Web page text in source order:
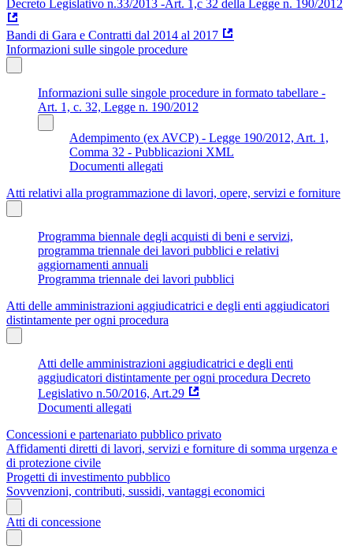
Decreto Legislativo n.33/2013 -Art. 1,c 32 della Legge n. 190/2012
Bandi di Gara e Contratti dal 2014 al 2017
Informazioni sulle singole procedure
Informazioni sulle singole procedure in formato tabellare -
Art. 1, c. 32, Legge n. 190/2012
Adempimento (ex AVCP) - Legge 190/2012, Art. 1,
Comma 32 - Pubblicazioni XML
Documenti allegati
Atti relativi alla programmazione di lavori, opere, servizi e forniture
Programma biennale degli acquisti di beni e servizi,
programma triennale dei lavori pubblici e relativi
aggiornamenti annuali
Programma triennale dei lavori pubblici
Atti delle amministrazioni aggiudicatrici e degli enti aggiudicatori
distintamente per ogni procedura
Atti delle amministrazioni aggiudicatrici e degli enti
aggiudicatori distintamente per ogni procedura Decreto
Legislativo n.50/2016, Art.29
Documenti allegati
Concessioni e partenariato pubblico privato
Affidamenti diretti di lavori, servizi e forniture di somma urgenza e
di protezione civile
Progetti di investimento pubblico
Sovvenzioni, contributi, sussidi, vantaggi economici
Atti di concessione